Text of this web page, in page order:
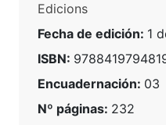
Edicions
Fecha de edición: 1
ISBN:
Encuadernación: 03
Nº páginas: 232